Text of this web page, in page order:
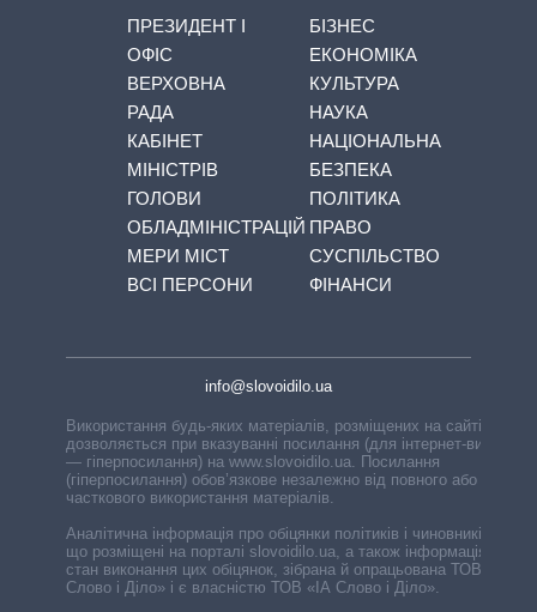
ПРЕЗИДЕНТ І
ОФІС
ВЕРХОВНА
РАДА
КАБІНЕТ
МІНІСТРІВ
ГОЛОВИ
ОБЛАДМІНІСТРАЦІЙ
МЕРИ МІСТ
ВСІ ПЕРСОНИ
БІЗНЕС
ЕКОНОМІКА
КУЛЬТУРА
НАУКА
НАЦІОНАЛЬНА
БЕЗПЕКА
ПОЛІТИКА
ПРАВО
СУСПІЛЬСТВО
ФІНАНСИ
info@slovoidilo.ua
Використання будь-яких матеріалів, розміщених на сайті,
дозволяється при вказуванні посилання (для інтернет-видань
— гіперпосилання) на www.slovoidilo.ua. Посилання
(гіперпосилання) обов’язкове незалежно від повного або
часткового використання матеріалів.
Аналітична інформація про обіцянки політиків і чиновників,
що розміщені на порталі slovoidilo.ua, а також інформація про
стан виконання цих обіцянок, зібрана й опрацьована ТОВ «ІА
Слово і Діло» і є власністю ТОВ «ІА Слово і Діло».